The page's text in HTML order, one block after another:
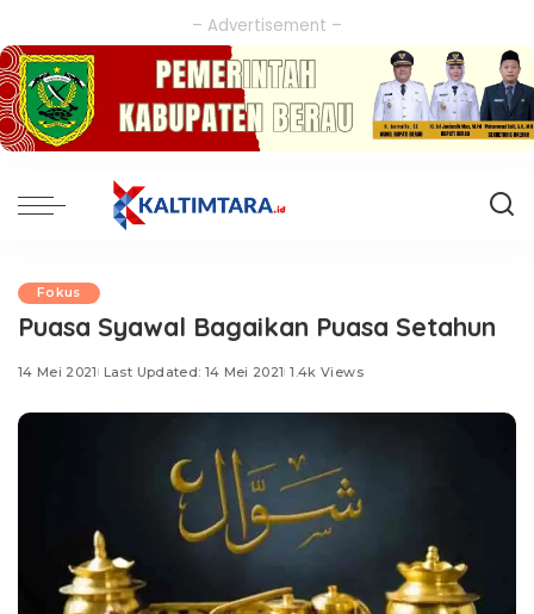
– Advertisement –
Fokus
Puasa Syawal Bagaikan Puasa Setahun
14 Mei 2021 Last Updated: 14 Mei 2021 1.4k Views